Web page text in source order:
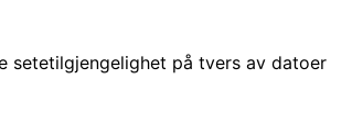
setetilgjengelighet på tvers av datoer